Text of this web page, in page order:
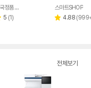
한국정품 프린터몰
5 리
(1)
스마트SHOP
별 4.88 리
(
전체보기